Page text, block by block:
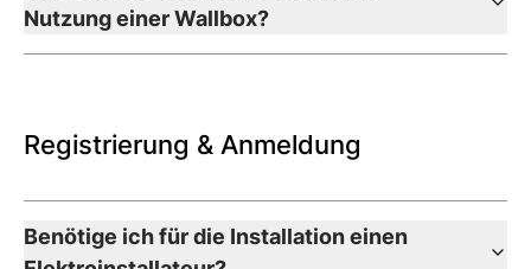
Nutzung einer Wallbox?
Registrierung & Anmeldung
Benötige ich für die Installation einen